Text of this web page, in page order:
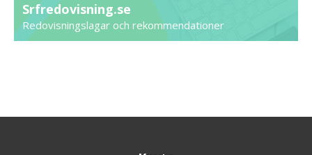
Srfredovisning.se
Redovisningslagar och rekommendationer